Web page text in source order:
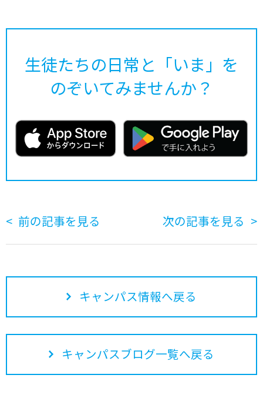
生徒たちの日常と「いま」を
のぞいてみませんか？
前の記事を見る 次の記事を見る
キャンパス情報へ戻る
キャンパスブログ一覧へ戻る